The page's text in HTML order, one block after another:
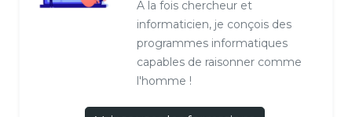
A la fois chercheur et
informaticien, je conçois des
programmes informatiques
capables de raisonner comme
l'homme !